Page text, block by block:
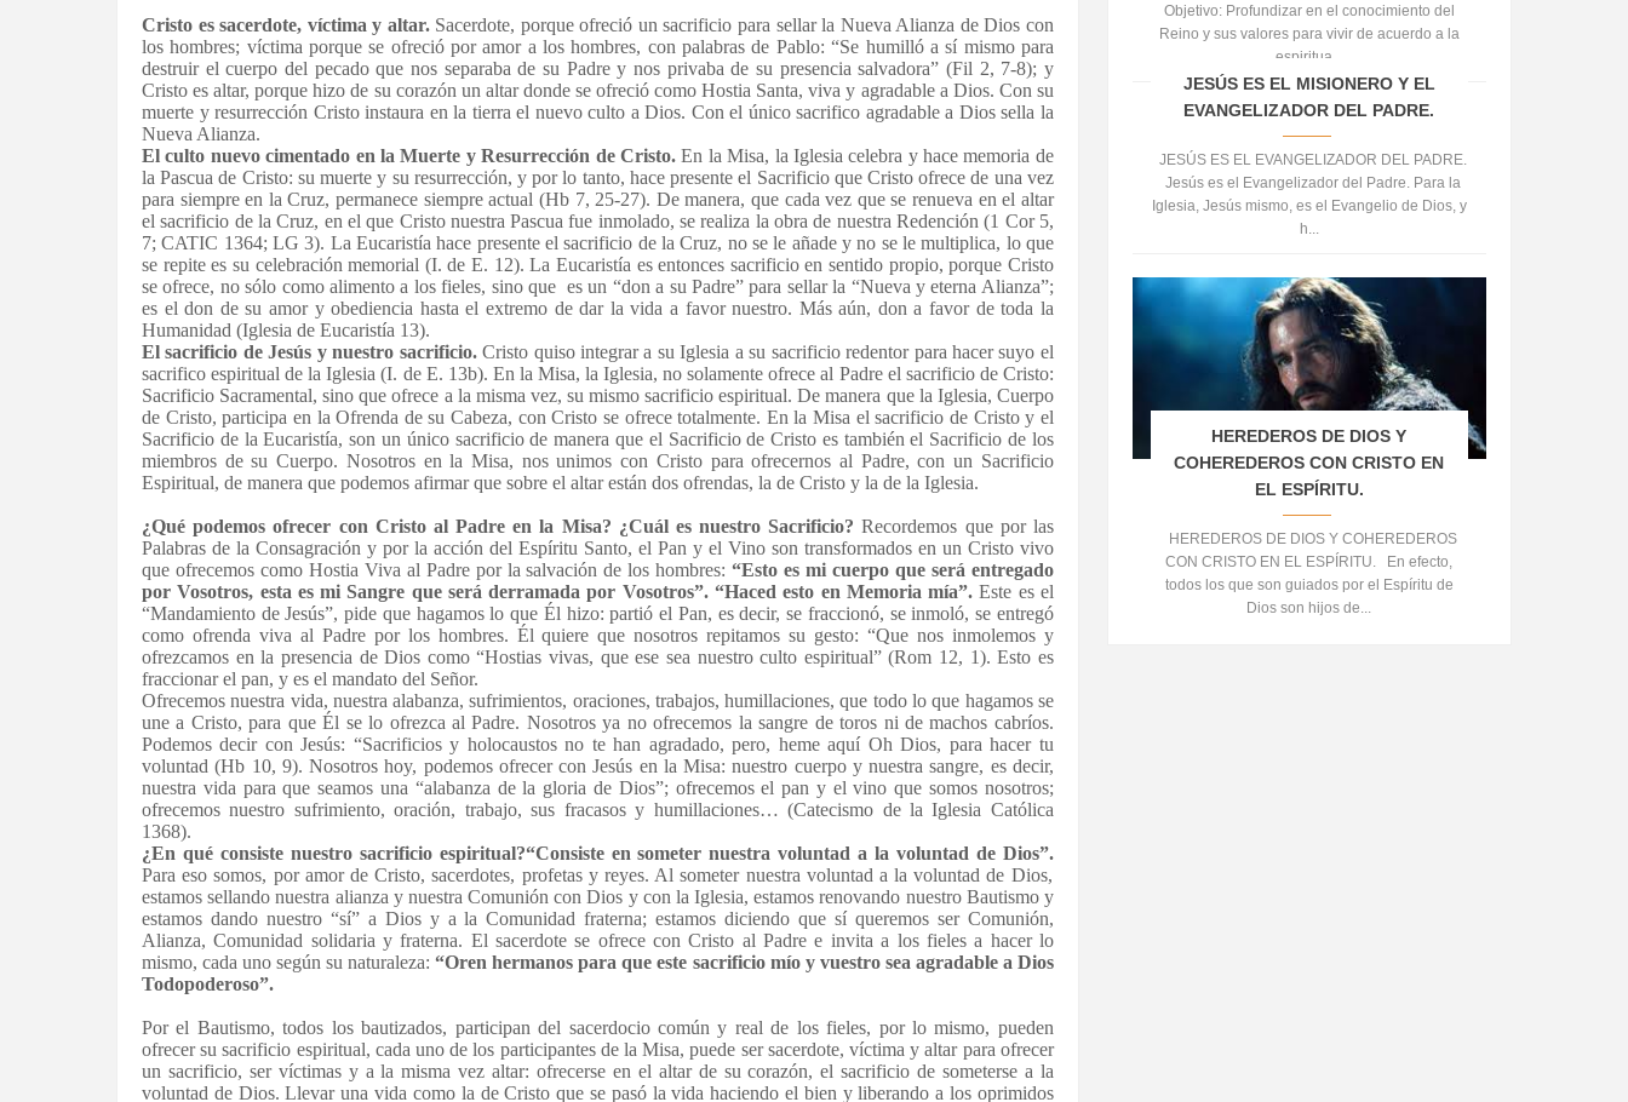
Cristo es sacerdote, víctima y altar. Sacerdote, porque ofreció un sacrificio para sellar la Nueva Alianza de Dios con
los hombres; víctima porque se ofreció por amor a los hombres, con palabras de Pablo: “Se humilló a sí mismo para
destruir el cuerpo del pecado que nos separaba de su Padre y nos privaba de su presencia salvadora” (Fil 2, 7-8); y
Cristo es altar, porque hizo de su corazón un altar donde se ofreció como Hostia Santa, viva y agradable a Dios. Con su
muerte y resurrección Cristo instaura en la tierra el nuevo culto a Dios. Con el único sacrifico agradable a Dios sella la
Nueva Alianza.
El culto nuevo cimentado en la Muerte y Resurrección de Cristo.En la Misa, la Iglesia celebra y hace memoria de
la Pascua de Cristo: su muerte y su resurrección, y por lo tanto, hace presente el Sacrificio que Cristo ofrece de una vez
para siempre en la Cruz, permanece siempre actual (Hb 7, 25-27). De manera, que cada vez que se renueva en el altar
el sacrificio de la Cruz, en el que Cristo nuestra Pascua fue inmolado, se realiza la obra de nuestra Redención (1 Cor 5,
7; CATIC 1364; LG 3). La Eucaristía hace presente el sacrificio de la Cruz, no se le añade y no se le multiplica, lo que
se repite es su celebración memorial (I. de E. 12). La Eucaristía es entonces sacrificio en sentido propio, porque Cristo
se ofrece, no sólo como alimento a los fieles, sino que es un “don a su Padre” para sellar la “Nueva y eterna Alianza”;
es el don de su amor y obediencia hasta el extremo de dar la vida a favor nuestro. Más aún, don a favor de toda la
Humanidad (Iglesia de Eucaristía 13).
El sacrificio de Jesús y nuestro sacrificio.Cristo quiso integrar a su Iglesia a su sacrificio redentor para hacer suyo el
sacrifico espiritual de la Iglesia (I. de E. 13b). En la Misa, la Iglesia, no solamente ofrece al Padre el sacrificio de Cristo:
Sacrificio Sacramental, sino que ofrece a la misma vez, su mismo sacrificio espiritual. De manera que la Iglesia, Cuerpo
de Cristo, participa en la Ofrenda de su Cabeza, con Cristo se ofrece totalmente. En la Misa el sacrificio de Cristo y el
Sacrificio de la Eucaristía, son un único sacrificio de manera que el Sacrificio de Cristo es también el Sacrificio de los
miembros de su Cuerpo. Nosotros en la Misa, nos unimos con Cristo para ofrecernos al Padre, con un Sacrificio
Espiritual, de manera que podemos afirmar que sobre el altar están dos ofrendas, la de Cristo y la de la Iglesia.
¿Qué podemos ofrecer con Cristo al Padre en la Misa? ¿Cuál es nuestro Sacrificio? Recordemos que por las
Palabras de la Consagración y por la acción del Espíritu Santo, el Pan y el Vino son transformados en un Cristo vivo
que ofrecemos como Hostia Viva al Padre por la salvación de los hombres:“Esto es mi cuerpo que será entregado
por Vosotros, esta es mi Sangre que será derramada por Vosotros”. “Haced esto en Memoria mía”.Este es el
“Mandamiento de Jesús”, pide que hagamos lo que Él hizo: partió el Pan, es decir, se fraccionó, se inmoló, se entregó
como ofrenda viva al Padre por los hombres. Él quiere que nosotros repitamos su gesto: “Que nos inmolemos y
ofrezcamos en la presencia de Dios como “Hostias vivas, que ese sea nuestro culto espiritual” (Rom 12, 1). Esto es
fraccionar el pan, y es el mandato del Señor.
Ofrecemos nuestra vida, nuestra alabanza, sufrimientos, oraciones, trabajos, humillaciones, que todo lo que hagamos se
une a Cristo, para que Él se lo ofrezca al Padre. Nosotros ya no ofrecemos la sangre de toros ni de machos cabríos.
Podemos decir con Jesús: “Sacrificios y holocaustos no te han agradado, pero, heme aquí Oh Dios, para hacer tu
voluntad (Hb 10, 9). Nosotros hoy, podemos ofrecer con Jesús en la Misa: nuestro cuerpo y nuestra sangre, es decir,
nuestra vida para que seamos una “alabanza de la gloria de Dios”; ofrecemos el pan y el vino que somos nosotros;
ofrecemos nuestro sufrimiento, oración, trabajo, sus fracasos y humillaciones… (Catecismo de la Iglesia Católica
1368).
¿En qué consiste nuestro sacrificio espiritual?“Consiste en someter nuestra voluntad a la voluntad de Dios”.
Para eso somos, por amor de Cristo, sacerdotes, profetas y reyes. Al someter nuestra voluntad a la voluntad de Dios,
estamos sellando nuestra alianza y nuestra Comunión con Dios y con la Iglesia, estamos renovando nuestro Bautismo y
estamos dando nuestro “sí” a Dios y a la Comunidad fraterna; estamos diciendo que sí queremos ser Comunión,
Alianza, Comunidad solidaria y fraterna. El sacerdote se ofrece con Cristo al Padre e invita a los fieles a hacer lo
mismo, cada uno según su naturaleza:“Oren hermanos para que este sacrificio mío y vuestro sea agradable a Dios
Todopoderoso”.
Por el Bautismo, todos los bautizados, participan del sacerdocio común y real de los fieles, por lo mismo, pueden
ofrecer su sacrificio espiritual, cada uno de los participantes de la Misa, puede ser sacerdote, víctima y altar para ofrecer
un sacrificio, ser víctimas y a la misma vez altar: ofrecerse en el altar de su corazón, el sacrificio de someterse a la
voluntad de Dios. Llevar una vida como la de Cristo que se pasó la vida haciendo el bien y liberando a los oprimidos
Objetivo: Profundizar en el conocimiento del
Reino y sus valores para vivir de acuerdo a la
espiritua...
JESÚS ES EL MISIONERO Y EL
EVANGELIZADOR DEL PADRE.
JESÚS ES EL EVANGELIZADOR DEL PADRE.
Jesús es el Evangelizador del Padre. Para la
Iglesia, Jesús mismo, es el Evangelio de Dios, y
h...
HEREDEROS DE DIOS Y
COHEREDEROS CON CRISTO EN
EL ESPÍRITU.
HEREDEROS DE DIOS Y COHEREDEROS
CON CRISTO EN EL ESPÍRITU. En efecto,
todos los que son guiados por el Espíritu de
Dios son hijos de...